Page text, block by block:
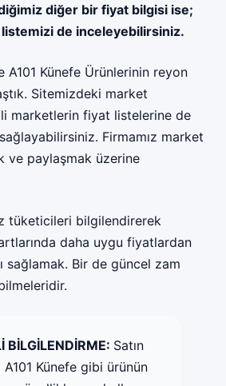
diğer bir fiyat bilgisi ise;
listemizi de inceleyebilirsiniz.
A101 Künefe Ürünlerinin reyon
Sitemizdeki market
marketlerin fiyat listelerine de
Firmamız market
ve paylaşmak üzerine
tüketicileri bilgilendirerek
daha uygu fiyatlardan
sağlamak. Bir de güncel zam
BİLGİLENDİRME: Satın
A101 Künefe gibi ürünün